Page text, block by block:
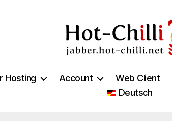
chilli.net
Hosting Account Web Client
Deutsch